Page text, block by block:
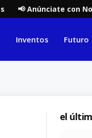
📢 Anúnciate con
Inventos Futuro
el